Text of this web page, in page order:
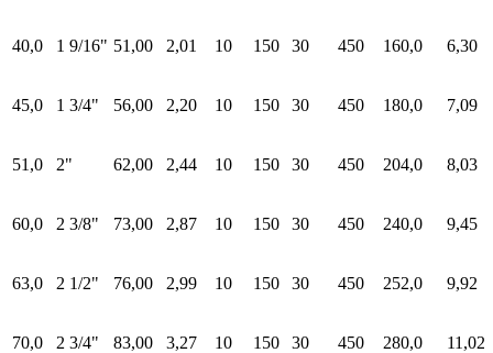
40,0 1 9/16" 51,00 2,01 10 150 30 450 160,0 6,30
45,0 1 3/4" 56,00 2,20 10 150 30 450 180,0 7,09
51,0 2" 62,00 2,44 10 150 30 450 204,0 8,03
60,0 2 3/8" 73,00 2,87 10 150 30 450 240,0 9,45
63,0 2 1/2" 76,00 2,99 10 150 30 450 252,0 9,92
70,0 2 3/4" 83,00 3,27 10 150 30 450 280,0 11,02